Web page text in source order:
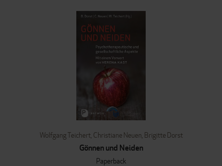
Wolfgang Teichert, Christiane Neuen, Brigitte Dorst
Gönnen und Neiden
Paperback